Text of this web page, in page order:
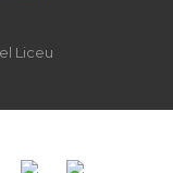
Liceu